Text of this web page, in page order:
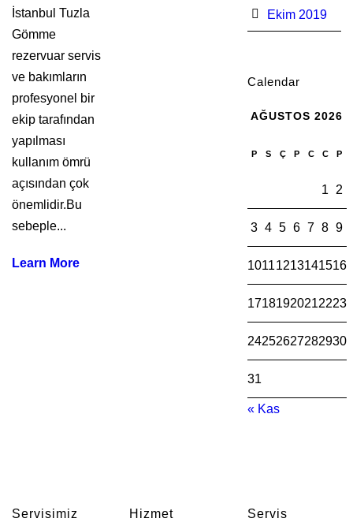
İstanbul Tuzla
Gömme
rezervuar servis
ve bakımların
profesyonel bir
ekip tarafından
yapılması
kullanım ömrü
açısından çok
önemlidir.Bu
sebeple...
Learn More
Ekim 2019
Calendar
AĞUSTOS 2026
P S Ç P C C P
1 2
3 4 5 6 7 8 9
10111213141516
17181920212223
24252627282930
31
« Kas
Servisimiz
Hizmet
Servis